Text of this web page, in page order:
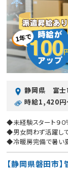
静岡県 富士
時給1,420円
◆未経験スタート９０
◆男女問わず活躍し
◆冷暖房完備で暑い
【静岡県磐田市